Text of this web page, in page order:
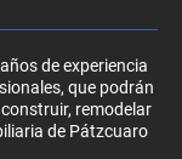
de experiencia
que podrán
remodelar
de Pátzcuaro